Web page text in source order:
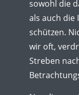
sowohl die
als auch die
schützen.
wir oft,
Streben